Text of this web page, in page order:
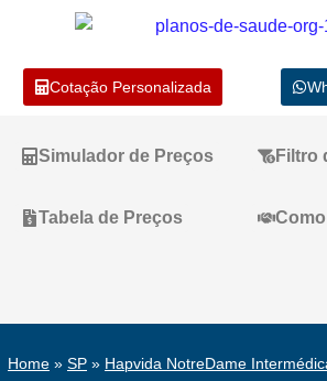
Cotação Personalizada
Simulador de Preços Filtro
Tabela de Preços
Home » SP » Hapvida NotreDame